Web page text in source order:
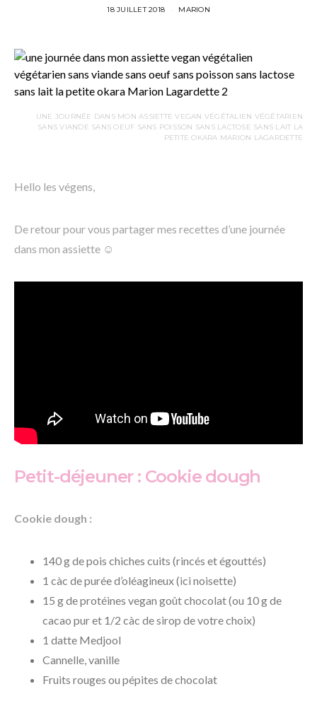
18 JUILLET 2018 MARION
UNE JOURNÉE DANS MON ASSIETTE VEGAN VÉGÉTALIEN VÉGÉTARIEN
SANS VIANDE SANS OEUF SANS POISSON SANS LACTOSE SANS LAIT LA
PETITE OKARA MARION LAGARDETTE
Hello les végens,
De retour pour vous partager mes recettes d’une journée
dans mon assiette ☺
Petit-déjeuner : Cookie dough
Cookie dough :
140 g de pois chiches cuits (rincés et égouttés)
1 càc de purée d’oléagineux (ici noisette)
15 g de protéines vegan goût chocolat (ou 10 g de
cacao pur et 1/2 càc de sirop de votre choix)
1 datte Medjool
Cannelle, vanille
Fruits rouges ou pépites de chocolat